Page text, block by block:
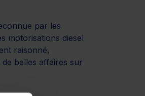
par les
motorisations diesel
raisonné,
belles affaires sur